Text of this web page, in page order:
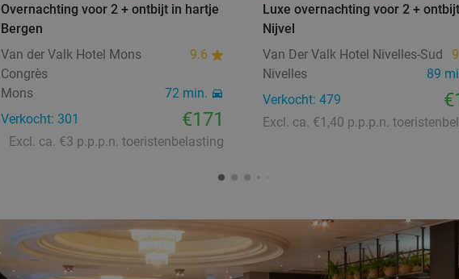
Overnachting voor 2 + ontbijt in hartje
Bergen
Van der Valk Hotel Mons
Congrès
9.6
Mons
72 min.
Verkocht: 301
€171
Excl. ca. €3 p.p.p.n. toeristenbelasting
Luxe overnachting voor 2 +
Nijvel
Van Der Valk Hotel Nivelles-Sud
Nivelles
89
Verkocht: 479